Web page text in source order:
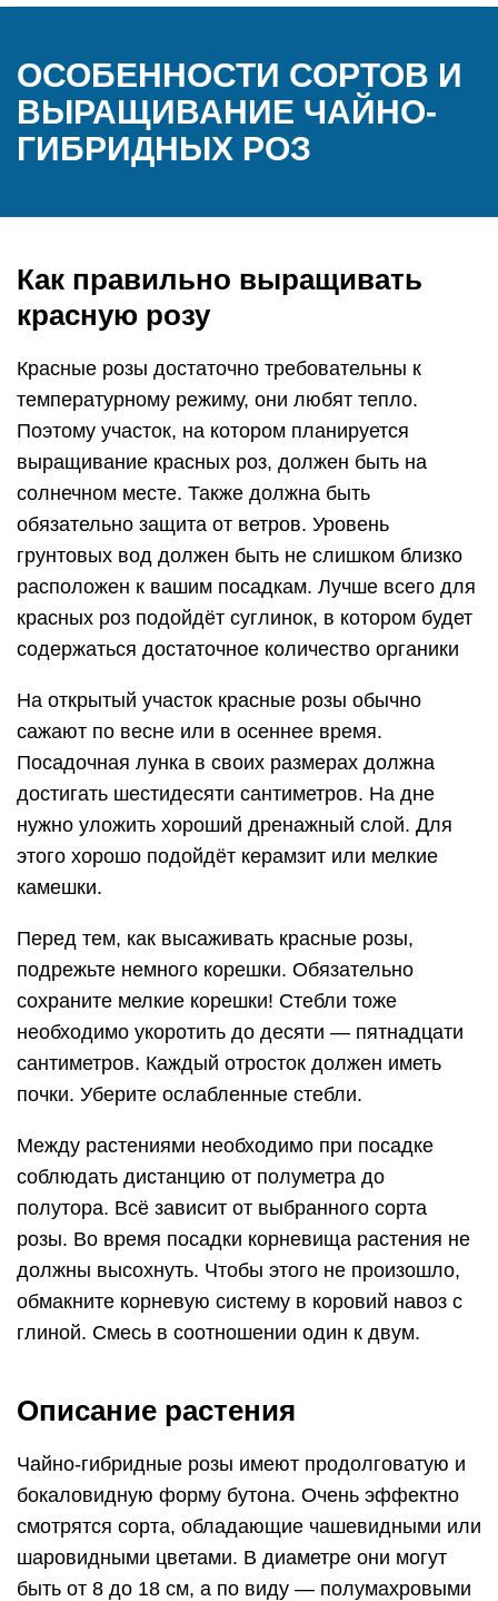
ОСОБЕННОСТИ СОРТОВ И
ВЫРАЩИВАНИЕ ЧАЙНО-
ГИБРИДНЫХ РОЗ
Как правильно выращивать
красную розу
Красные розы достаточно требовательны к
температурному режиму, они любят тепло.
Поэтому участок, на котором планируется
выращивание красных роз, должен быть на
солнечном месте. Также должна быть
обязательно защита от ветров. Уровень
грунтовых вод должен быть не слишком близко
расположен к вашим посадкам. Лучше всего для
красных роз подойдёт суглинок, в котором будет
содержаться достаточное количество органики
На открытый участок красные розы обычно
сажают по весне или в осеннее время.
Посадочная лунка в своих размерах должна
достигать шестидесяти сантиметров. На дне
нужно уложить хороший дренажный слой. Для
этого хорошо подойдёт керамзит или мелкие
камешки.
Перед тем, как высаживать красные розы,
подрежьте немного корешки. Обязательно
сохраните мелкие корешки! Стебли тоже
необходимо укоротить до десяти — пятнадцати
сантиметров. Каждый отросток должен иметь
почки. Уберите ослабленные стебли.
Между растениями необходимо при посадке
соблюдать дистанцию от полуметра до
полутора. Всё зависит от выбранного сорта
розы. Во время посадки корневища растения не
должны высохнуть. Чтобы этого не произошло,
обмакните корневую систему в коровий навоз с
глиной. Смесь в соотношении один к двум.
Описание растения
Чайно-гибридные розы имеют продолговатую и
бокаловидную форму бутона. Очень эффектно
смотрятся сорта, обладающие чашевидными или
шаровидными цветами. В диаметре они могут
быть от 8 до 18 см, а по виду — полумахровыми